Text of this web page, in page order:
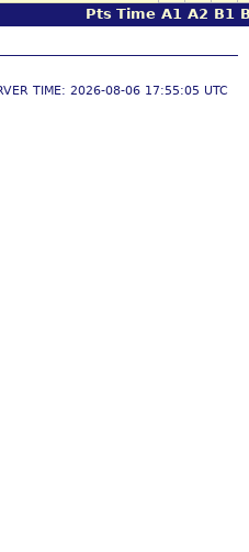
Pts Time A1 A2 B1
TIME: 2026-08-06 17:55:05 UTC